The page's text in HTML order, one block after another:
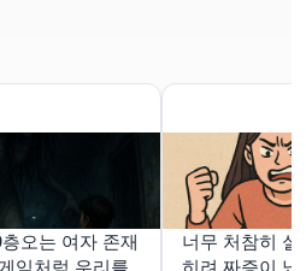
오는 여자 존재
임처럼 우리를
너무 처참히 실
히려 짜증이 났다